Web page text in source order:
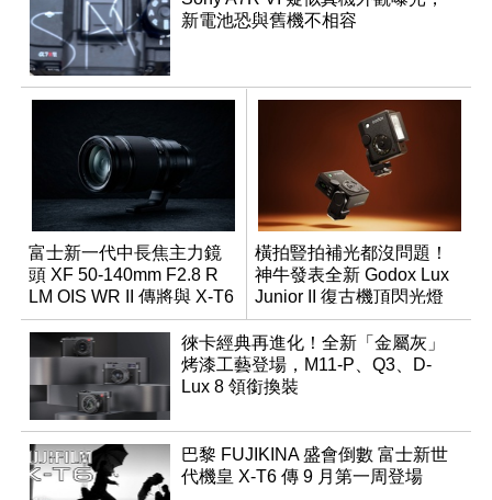
新電池恐與舊機不相容
富士新一代中長焦主力鏡
頭 XF 50-140mm F2.8 R
LM OIS WR II 傳將與 X-T6
同步亮相
橫拍豎拍補光都沒問題！
神牛發表全新 Godox Lux
Junior II 復古機頂閃光燈
徠卡經典再進化！全新「金屬灰」
烤漆工藝登場，M11-P、Q3、D-
Lux 8 領銜換裝
巴黎 FUJIKINA 盛會倒數 富士新世
代機皇 X-T6 傳 9 月第一周登場